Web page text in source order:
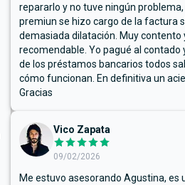
repararlo y no tuve ningún
premiun se hizo cargo de la factura
demasiada dilatación. Muy contento
recomendable. Yo pagué al contado
de los préstamos bancarios todos
cómo funcionan. En definitiva un
Gracias
Vico Zapata
09/02/2026
Me estuvo asesorando Agustina, es